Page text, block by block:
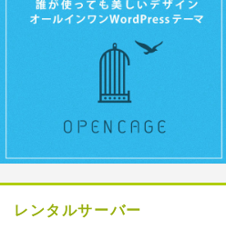
レンタルサーバー